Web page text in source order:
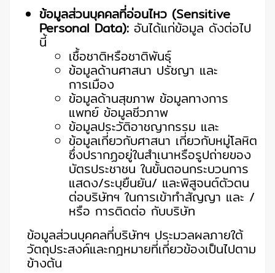
ข้อมูลส่วนบุคคลที่อ่อนไหว (Sensitive
Personal Data): อันได้แก่ข้อมูล ดังต่อไป
นี้
เชื้อชาติหรือชาติพันธุ์
ข้อมูลด้านศาสนา ปรัชญา และ
การเมือง
ข้อมูลด้านสุขภาพ ข้อมูลทางการ
แพทย์ ข้อมูลชีวภาพ
ข้อมูลประวัติอาชญากรรม และ
ข้อมูลเกี่ยวกับศาสนา เกี่ยวกับหมู่โลหิต
ซึ่งปรากฏอยู่ในสำเนาหรือรูปถ่ายของ
บัตรประชาชน ในขั้นตอนกระบวนการ
แสดง/ระบุยืนยัน/ และพิสูจนต์ตัวตน
ต่อบริษัทฯ ในการเข้าทำสัญญา และ /
หรือ การติดต่อ กับบริษัท
ข้อมูลส่วนบุคคลที่บริษัทฯ ประมวลผลภายใต้
วัตถุประสงค์และกฎหมายที่เกี่ยวข้องเป็นไปตาม
ข้างต้น